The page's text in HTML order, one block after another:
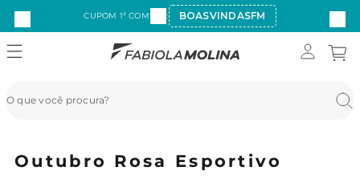
CUPOM 1ª COMPRA: BOASVINDASFM
Outubro Rosa Esportivo